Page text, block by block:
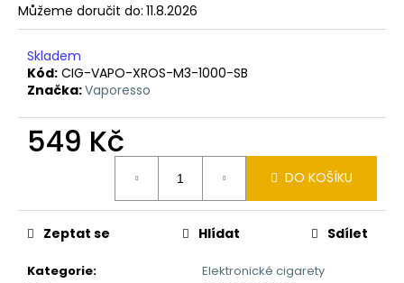
Můžeme doručit do: 11.8.2026
Skladem
Kód: CIG-VAPO-XROS-M3-1000-SB
Značka:Vaporesso
549 Kč
DO KOŠÍKU
Kategorie:
Elektronické cigarety
Zeptat se Hlídat Sdílet
XLIM
GO
ELEKTRONICKÁ
CIGARETA
1000MAH
BLACK
235
Kč